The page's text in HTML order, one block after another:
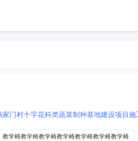
门村十字花科类蔬菜制种基地建设项目
教学椅教学椅教学椅教学椅教学椅教学椅教学椅